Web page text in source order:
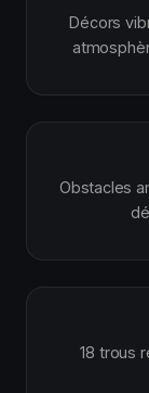
Décors
Obstacles
18 trous